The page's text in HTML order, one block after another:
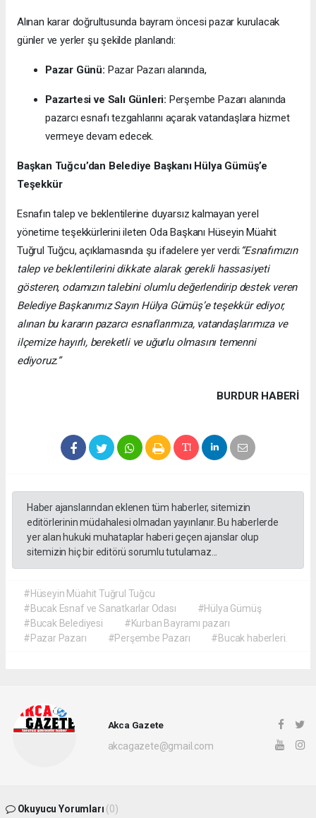
Alınan karar doğrultusunda bayram öncesi pazar kurulacak
günler ve yerler şu şekilde planlandı:
Pazar Günü: Pazar Pazarı alanında,
Pazartesi ve Salı Günleri: Perşembe Pazarı alanında
pazarcı esnafı tezgahlarını açarak vatandaşlara hizmet
vermeye devam edecek.
Başkan Tuğcu’dan Belediye Başkanı Hülya Gümüş’e
Teşekkür
Esnafın talep ve beklentilerine duyarsız kalmayan yerel
yönetime teşekkürlerini ileten Oda Başkanı Hüseyin Müahit
Tuğrul Tuğcu, açıklamasında şu ifadelere yer verdi:“Esnafımızın
talep ve beklentilerini dikkate alarak gerekli hassasiyeti
gösteren, odamızın talebini olumlu değerlendirip destek veren
Belediye Başkanımız Sayın Hülya Gümüş’e teşekkür ediyor,
alınan bu kararın pazarcı esnaflarımıza, vatandaşlarımıza ve
ilçemize hayırlı, bereketli ve uğurlu olmasını temenni
ediyoruz.”
BURDUR HABERİ
Haber ajanslarından eklenen tüm haberler, sitemizin
editörlerinin müdahalesi olmadan yayınlanır. Bu haberlerde
yer alan hukuki muhataplar haberi geçen ajanslar olup
sitemizin hiç bir editörü sorumlu tutulamaz...
#Hüseyin Müahit Tuğrul Tuğcu
#Bucak Esnaf ve Sanatkarlar Odası
#Hülya Gümüş
#Bucak Belediyesi
#Kurban Bayramı pazarı
#Pazar Pazarı
#Perşembe Pazarı #Bucak haberleri.
Akca Gazete
akcagazete@gmail.com
Okuyucu Yorumları (0)